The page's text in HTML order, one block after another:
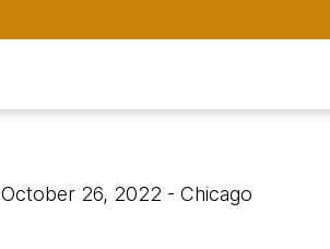
October 26, 2022 - Chicago